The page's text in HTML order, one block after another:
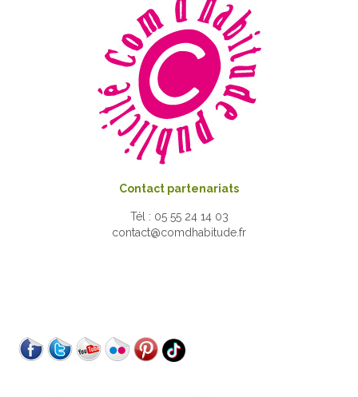
Contact partenariats
Tél : 05 55 24 14 03
contact@comdhabitude.fr